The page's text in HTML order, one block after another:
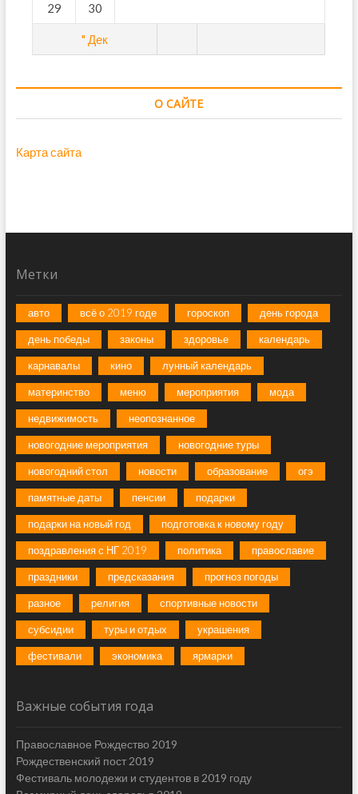
" Дек
29 30
О САЙТЕ
Карта сайта
Метки
авто всё о 2019 годе гороскоп день города
день победы законы здоровье календарь
карнавалы кино лунный календарь
материнство меню мероприятия мода
недвижимость неопознанное
новогодние мероприятия новогодние туры
новогодний стол новости образование огэ
памятные даты пенсии подарки
подарки на новый год подготовка к новому году
поздравления с НГ 2019 политика православие
праздники предсказания прогноз погоды
разное религия спортивные новости
субсидии туры и отдых украшения
фестивали экономика ярмарки
Важные события года
Православное Рождество 2019
Рождественский пост 2019
Фестиваль молодежи и студентов в 2019 году